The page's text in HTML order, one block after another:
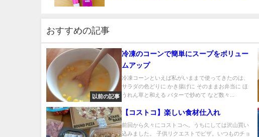
おすすめの記事
以前の記事
冷凍のコーンで簡単にスープをボリュー
ムアップ
冷凍コーンといえば私がいままで使ってきたのは、
サラダの色どりに かき揚げに そのままお弁当に ほ
うれん草と和える バターで炒めて など数々...
【コストコ】楽しい食材仕入れ
前回から久々にコストコへ。うちにしては沢山買い
込みました。 子供リクエストでピザ。いつものチョ